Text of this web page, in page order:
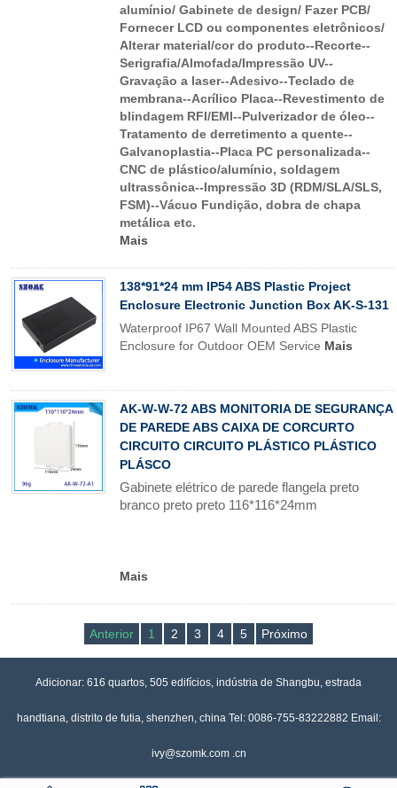
alumínio/ Gabinete de design/ Fazer PCB/
Fornecer LCD ou componentes eletrônicos/
Alterar material/cor do produto--Recorte--
Serigrafia/Almofada/Impressão UV--
Gravação a laser--Adesivo--Teclado de
membrana--Acrílico Placa--Revestimento de
blindagem RFI/EMI--Pulverizador de óleo--
Tratamento de derretimento a quente--
Galvanoplastia--Placa PC personalizada--
CNC de plástico/alumínio, soldagem
ultrassônica--Impressão 3D (RDM/SLA/SLS,
FSM)--Vácuo Fundição, dobra de chapa
metálica etc.
Mais
138*91*24 mm IP54 ABS Plastic Project
Enclosure Electronic Junction Box AK-S-131
Waterproof IP67 Wall Mounted ABS Plastic
Enclosure for Outdoor OEM Service Mais
AK-W-W-72 ABS MONITORIA DE SEGURANÇA
DE PAREDE ABS CAIXA DE CORCURTO
CIRCUITO CIRCUITO PLÁSTICO PLÁSTICO
PLÁSCO
Gabinete elétrico de parede flangela preto
branco preto preto 116*116*24mm
Mais
Anterior 1 2 3 4 5 Próximo
Adicionar: 616 quartos, 505 edifícios, indústria de Shangbu, estrada
handtiana, distrito de futia, shenzhen, china Tel: 0086-755-83222882 Email:
ivy@szomk.com .cn